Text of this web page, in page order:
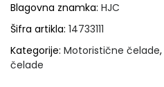
Blagovna znamka: HJC
Šifra artikla: 14733111
Kategorije: Motoristične čelade,
čelade